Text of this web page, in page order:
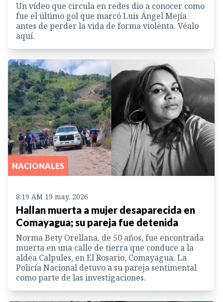
Un vídeo que circula en redes dio a conocer como
fue el último gol que marcó Luis Ángel Mejía
antes de perder la vida de forma violenta. Véalo
aquí.
NACIONALES
8:19 AM 19 may. 2026
Hallan muerta a mujer desaparecida en
Comayagua; su pareja fue detenida
Norma Bety Orellana, de 50 años, fue encontrada
muerta en una calle de tierra que conduce a la
aldea Calpules, en El Rosario, Comayagua. La
Policía Nacional detuvo a su pareja sentimental
como parte de las investigaciones.